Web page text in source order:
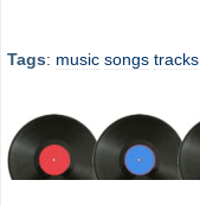
Tags: music songs tracks